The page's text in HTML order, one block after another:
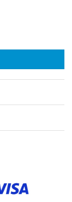
9 cm